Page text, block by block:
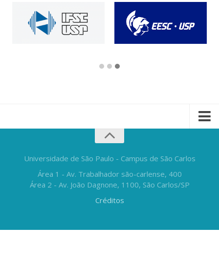
Universidade de São Paulo - Campus de São Carlos
Área 1 - Av. Trabalhador são-carlense, 400
Área 2 - Av. João Dagnone, 1100, São Carlos/SP
Créditos